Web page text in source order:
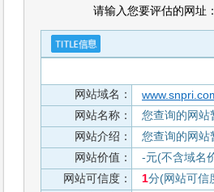
请输入您要评估的网址：
网站域名：
网站名称：
您查询的网站
网站介绍：
您查询的网站
网站价值：
-元(不含域名
网站可信度：
1分(网站可信